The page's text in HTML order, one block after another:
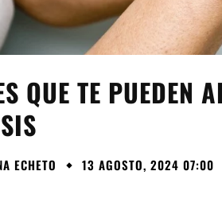
QUE TE PUEDEN
ECHETO 13 AGOSTO, 2024 07:00